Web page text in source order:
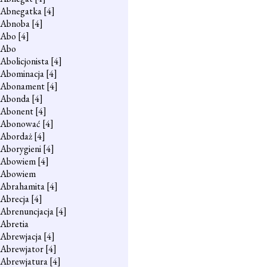
Abnegatka[4]
Abnoba[4]
Abo [4]
Abo
Abolicjonista[4]
Abominacja[4]
Abonament[4]
Abonda[4]
Abonent[4]
Abonować [4]
Abordaż[4]
Aborygieni[4]
Abowiem[4]
Abowiem
Abrahamita[4]
Abrecja[4]
Abrenuncjacja[4]
Abretia
Abrewjacja[4]
Abrewjator[4]
Abrewjatura[4]